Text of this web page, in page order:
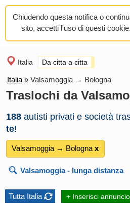
Chiudendo questa notifica o
sito, accetti l'uso di questi cookie.
Italia Da citta a citta
Italia » Valsamoggia → Bologna
Traslochi da
188 autisti privati e società
te!
Valsamoggia → Bologna х
Valsamoggia- lunga distanza
Tutta Italia + Inserisci annuncio